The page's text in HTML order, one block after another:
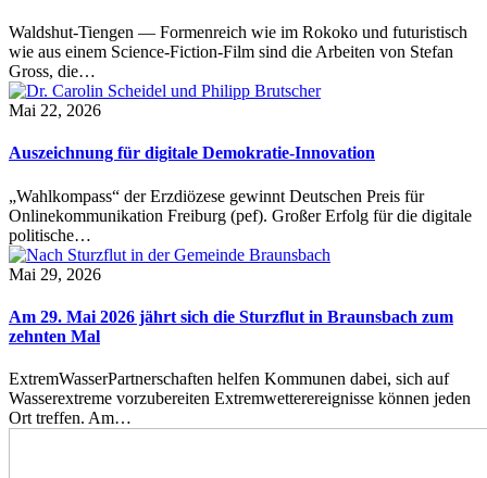
Waldshut-Tiengen — Formenreich wie im Rokoko und futuristisch
wie aus einem Science-Fiction-Film sind die Arbeiten von Stefan
Gross, die…
Mai 22, 2026
Auszeichnung für digitale Demokratie-Innovation
„Wahlkompass“ der Erzdiözese gewinnt Deutschen Preis für
Onlinekommunikation Freiburg (pef). Großer Erfolg für die digitale
politische…
Mai 29, 2026
Am 29. Mai 2026 jährt sich die Sturzflut in Braunsbach zum
zehnten Mal
ExtremWasserPartnerschaften helfen Kommunen dabei, sich auf
Wasserextreme vorzubereiten Extremwetterereignisse können jeden
Ort treffen. Am…